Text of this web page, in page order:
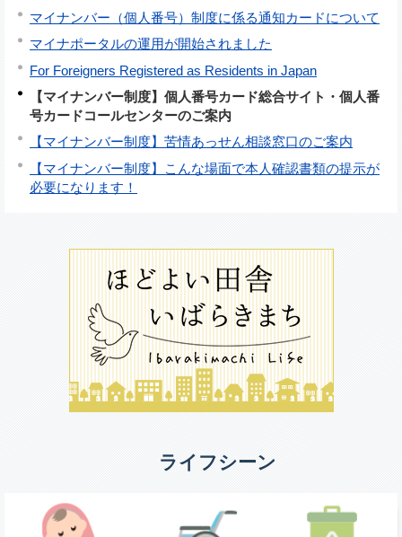
マイナンバー（個人番号）制度に係る通知カードについて
マイナポータルの運用が開始されました
For Foreigners Registered as Residents in Japan
【マイナンバー制度】個人番号カード総合サイト・個人番
号カードコールセンターのご案内
【マイナンバー制度】苦情あっせん相談窓口のご案内
【マイナンバー制度】こんな場面で本人確認書類の提示が
必要になります！
ライフシーン